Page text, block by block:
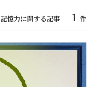
記憶力に関する記事 1 件